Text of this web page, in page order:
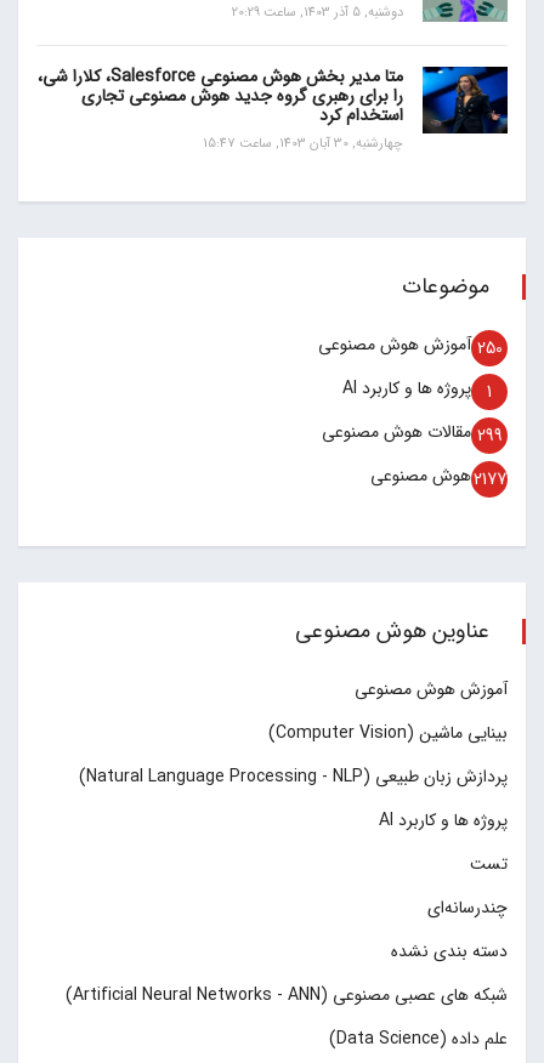
دوشنبه, 5 آذر 1403, ساعت 20:29
متا مدیر بخش هوش مصنوعی Salesforce، کلارا شی،
را برای رهبری گروه جدید هوش مصنوعی تجاری
استخدام کرد
چهارشنبه, 30 آبان 1403, ساعت 15:47
موضوعات
آموزش هوش مصنوعی 250
پروژه ها و کاربرد AI 1
مقالات هوش مصنوعی 299
هوش مصنوعی2177
عناوین هوش مصنوعی
آموزش هوش مصنوعی
بینایی ماشین (Computer Vision)
پردازش زبان طبیعی (Natural Language Processing - NLP)
پروژه ها و کاربرد AI
تست
چند‌‌رسانه‌ای
دسته بندی نشده
شبکه های عصبی مصنوعی (Artificial Neural Networks - ANN)
علم داده (Data Science)